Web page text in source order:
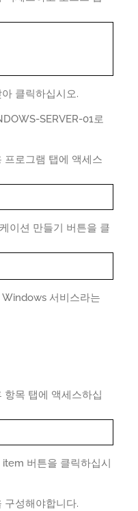
클릭하십시오.
SERVER-01로
프로그램 탭에 액세스
이션 만들기 버튼을 클
서비스라는
항목 탭에 액세스하십
버튼을 클릭하십시
구성해야합니다.